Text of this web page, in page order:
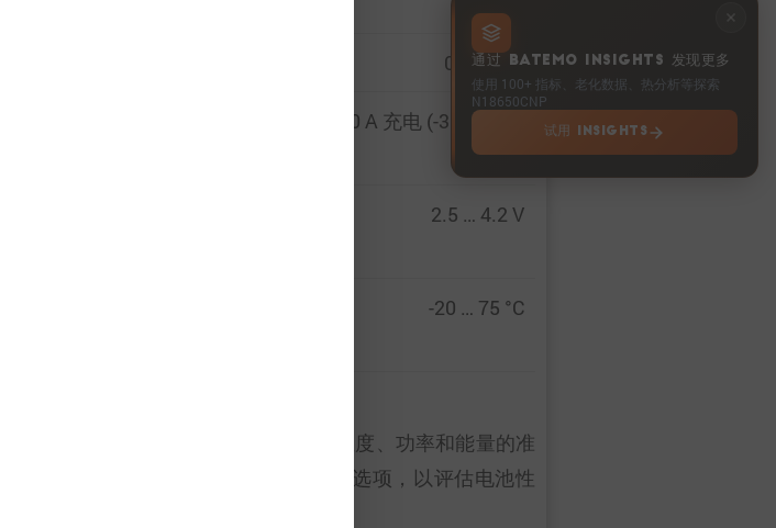
通过 BATEMO INSIGHTS 发现更多
使用 100+ 指标、老化数据、热分析等探索
N18650CNP
试用 INSIGHTS
0 … 100%
-75 A 放电 … 10 A 充电 (-30C … 4C)
2.5 … 4.2 V
-20 … 75 °C
真数据。所有实验都会计算电压、温度、功率和能量的准
Battery N18650CNP”的特性数据选项，以评估电池性